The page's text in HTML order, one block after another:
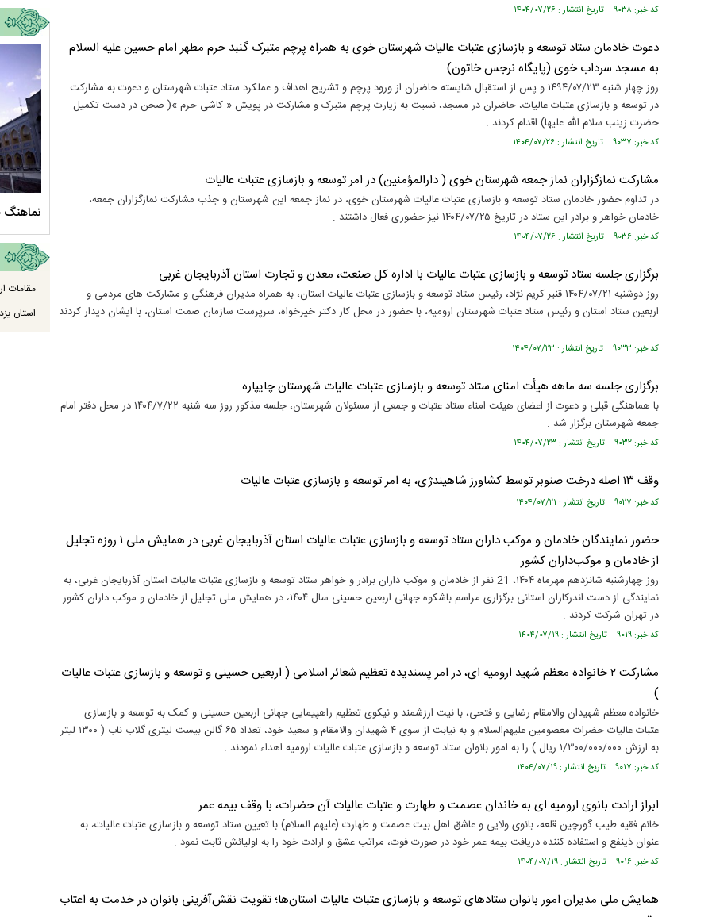
کد خبر: ۹۰۳۸ تاریخ انتشار : ۱۴۰۴/۰۷/۲۶
دعوت خادمان ستاد توسعه و بازسازی عتبات عالیات شهرستان خوی به همراه پرچم متبرک گنبد حرم مطهر امام حسین علیه السلام
به مسجد سرداب خوی (پایگاه نرجس خاتون)
روز چهار شنبه ۱۴۹۴/۰۷/۲۳ و پس از استقبال شایسته حاضران از ورود پرچم و تشریح اهداف و عملکرد ستاد عتبات شهرستان و دعوت به مشارکت
در توسعه و بازسازی عتبات عالیات، حاضران در مسجد، نسبت به زیارت پرچم متبرک و مشارکت در پویش « کاشی حرم »( صحن در دست تکمیل
حضرت زینب سلام الله علیها) اقدام کردند .
کد خبر: ۹۰۳۷ تاریخ انتشار : ۱۴۰۴/۰۷/۲۶
مشارکت نمازگزاران نماز جمعه شهرستان خوی ( دارالمؤمنین) در امر توسعه و بازسازی عتبات عالیات
در تداوم حضور خادمان ستاد توسعه و بازسازی عتبات عالیات شهرستان خوی، در نماز جمعه این شهرستان و جذب مشارکت نمازگزاران جمعه،
خادمان خواهر و برادر این ستاد در تاریخ ۱۴۰۴/۰۷/۲۵ نیز حضوری فعال داشتند .
کد خبر: ۹۰۳۶ تاریخ انتشار : ۱۴۰۴/۰۷/۲۶
برگزاری جلسه ستاد توسعه و بازسازی عتبات عالیات با اداره کل صنعت، معدن و تجارت استان آذربایجان غربی
روز دوشنبه ۱۴۰۴/۰۷/۲۱ قنبر کریم نژاد، رئیس ستاد توسعه و بازسازی عتبات عالیات استان، به همراه مدیران فرهنگی و مشارکت های مردمی و
اربعین ستاد استان و رئیس ستاد عتبات شهرستان ارومیه، با حضور در محل کار دکتر خیرخواه، سرپرست سازمان صمت استان، با ایشان دیدار کردند
.
کد خبر: ۹۰۳۳ تاریخ انتشار : ۱۴۰۴/۰۷/۲۳
برگزاری جلسه سه ماهه هیأت امنای ستاد توسعه و بازسازی عتبات عالیات شهرستان چایپاره
با هماهنگی قبلی و دعوت از اعضای هیئت امناء ستاد عتبات و جمعی از مسئولان شهرستان، جلسه مذکور روز سه شنبه ۱۴۰۴/۷/۲۲ در محل دفتر امام
جمعه شهرستان برگزار شد .
کد خبر: ۹۰۳۲ تاریخ انتشار : ۱۴۰۴/۰۷/۲۳
وقف ۱۳ اصله درخت صنوبر توسط کشاورز شاهیندژی، به امر توسعه و بازسازی عتبات عالیات
کد خبر: ۹۰۲۷ تاریخ انتشار : ۱۴۰۴/۰۷/۲۱
حضور نمایندگان خادمان و موکب داران ستاد توسعه و بازسازی عتبات عالیات استان آذربایجان غربی در همایش ملی ۱ روزه تجلیل
از خادمان و موکب‌داران کشور
روز چهارشنبه شانزدهم مهرماه ۱۴۰۴، 21 نفر از خادمان و موکب داران برادر و خواهر ستاد توسعه و بازسازی عتبات عالیات استان آذربایجان غربی، به
نمایندگی از دست اندرکاران استانی برگزاری مراسم باشکوه جهانی اربعین حسینی سال ۱۴۰۴، در همایش ملی تجلیل از خادمان و موکب داران کشور
در تهران شرکت کردند .
کد خبر: ۹۰۱۹ تاریخ انتشار : ۱۴۰۴/۰۷/۱۹
مشارکت ۲ خانواده‌ معظم شهید ارومیه ای، در امر پسندیده تعظیم شعائر اسلامی ( اربعین حسینی و توسعه و بازسازی عتبات عالیات
)
خانواده معظم شهیدان والامقام رضایی و فتحی، با نیت ارزشمند و نیکوی تعظیم راهپیمایی جهانی اربعین حسینی و کمک به توسعه و بازسازی
عتبات عالیات حضرات معصومین علیهم‌السلام و به نیابت از سوی ۴ شهیدان والامقام و سعید خود، تعداد ۶۵ گالن بیست لیتری گلاب ناب ( ۱۳۰۰ لیتر
به ارزش ۱/۳۰۰/۰۰۰/۰۰۰ ریال ) را به امور بانوان ستاد توسعه و بازسازی عتبات عالیات ارومیه اهداء نمودند .
کد خبر: ۹۰۱۷ تاریخ انتشار : ۱۴۰۴/۰۷/۱۹
ابراز ارادت بانوی ارومیه ای به خاندان عصمت و طهارت و عتبات عالیات آن حضرات، با وقف بیمه عمر
خانم فقیه طیب گورچین قلعه، بانوی ولایی و عاشق اهل بیت عصمت و طهارت (علیهم السلام) با تعیین ستاد توسعه و بازسازی عتبات عالیات، به
عنوان ذینفع و استفاده کننده دریافت بیمه عمر خود در صورت فوت، مراتب عشق و ارادت خود را به اولیائش ثابت نمود .
کد خبر: ۹۰۱۶ تاریخ انتشار : ۱۴۰۴/۰۷/۱۹
همایش ملی مدیران امور بانوان ستادهای توسعه و بازسازی عتبات عالیات استان‌ها؛ تقویت نقش‌آفرینی بانوان در خدمت به اعتاب
مستند بلند - تارعشق، پود ارادت - قسمت دومنماهنگ صحن حضرت زهرا سلام الله علیها نماهنگ
مقامات
استان